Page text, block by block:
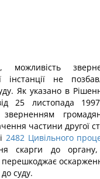
інстанції не
Як указано в
25 листопада
зверненням
частини другої
2482 Цивільного
скарги до органу,
суду.